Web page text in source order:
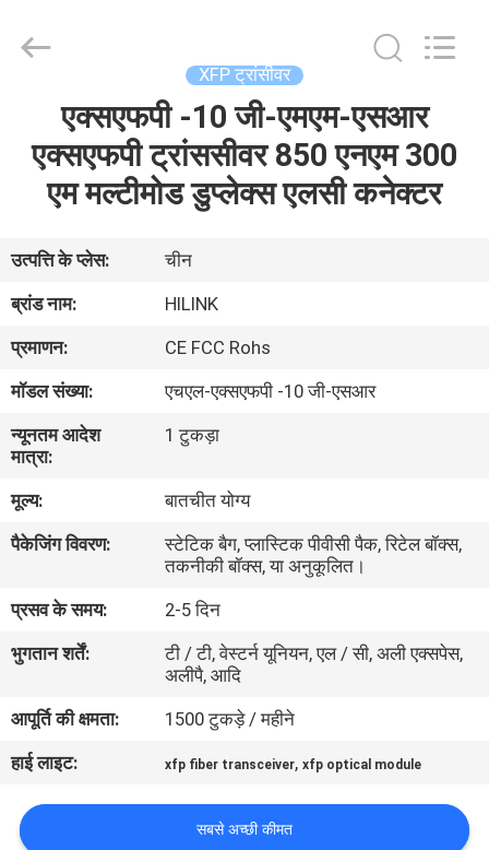
उत्पाद
हमारे
बारे
में
कारखाने
का
गुणवत्ता
नियंत्रण
हमसे
संपर्क
करें
समाचार
Technology
Co.,Ltd..
XFP ट्रांसीवर
एक्सएफपी -10 जी-एमएम-एसआर
एक्सएफपी ट्रांससीवर 850 एनएम 300
एम मल्टीमोड डुप्लेक्स एलसी कनेक्टर
उत्पत्ति के प्लेस:
चीन
ब्रांड नाम:
HILINK
प्रमाणन:
CE FCC Rohs
मॉडल संख्या:
एचएल-एक्सएफपी -10 जी-एसआर
न्यूनतम आदेश
मात्रा:
1 टुकड़ा
मूल्य:
बातचीत योग्य
पैकेजिंग विवरण:
स्टेटिक बैग, प्लास्टिक पीवीसी पैक, रिटेल बॉक्स,
तकनीकी बॉक्स, या अनुकूलित।
प्रसव के समय:
2-5 दिन
भुगतान शर्तें:
टी / टी, वेस्टर्न यूनियन, एल / सी, अली एक्सपेस,
अलीपै, आदि
आपूर्ति की क्षमता:
1500 टुकड़े / महीने
हाई लाइट:
xfp fiber transceiver,xfp optical module
सबसे अच्छी कीमत